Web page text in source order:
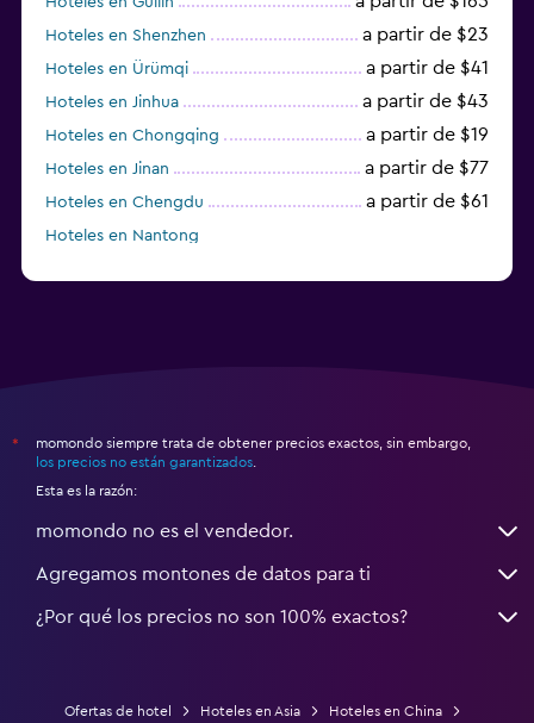
Hoteles en Shenzhen a partir de $23
Hoteles en Ürümqi a partir de $41
Hoteles en Jinhua a partir de $43
Hoteles en Chongqing a partir de $19
Hoteles en Jinan a partir de $77
Hoteles en Chengdu a partir de $61
Hoteles en Nantong
*
momondo siempre trata de obtener precios exactos, sin embargo,
los precios no están garantizados
Esta es la razón:
momondo no es el vendedor.
Agregamos montones de datos para ti
¿Por qué los precios no son 100% exactos?
Ofertas de hotel Hoteles en Asia
Hoteles en China